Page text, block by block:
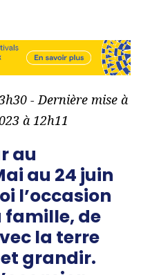
- Dernière mise à
à 12h11
au
au 24 juin
l’occasion
famille, de
la terre
grandir.